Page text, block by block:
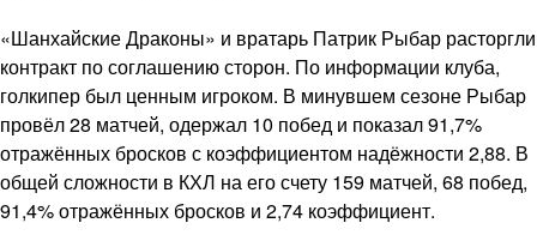
«Шанхайские Драконы» и вратарь Патрик Рыбар расторгли
контракт по соглашению сторон. По информации клуба,
голкипер был ценным игроком. В минувшем сезоне Рыбар
провёл 28 матчей, одержал 10 побед и показал 91,7%
отражённых бросков с коэффициентом надёжности 2,88. В
общей сложности в КХЛ на его счету 159 матчей, 68 побед,
91,4% отражённых бросков и 2,74 коэффициент.